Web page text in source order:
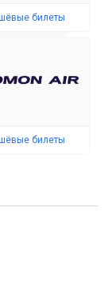
билеты
билеты